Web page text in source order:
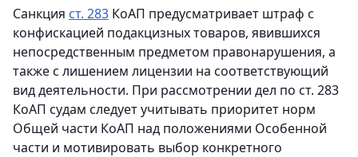
Санкция ст. 283 КоАП предусматривает штраф с
конфискацией подакцизных товаров, явившихся
непосредственным предметом правонарушения, а
также с лишением лицензии на соответствующий
вид деятельности. При рассмотрении дел по ст. 283
КоАП судам следует учитывать приоритет норм
Общей части КоАП над положениями Особенной
части и мотивировать выбор конкретного